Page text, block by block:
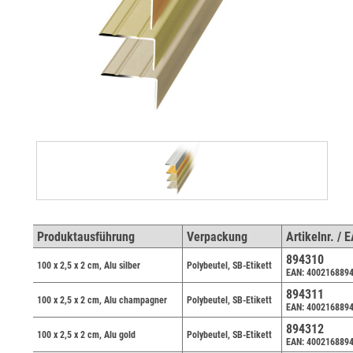
Produktausführung Verpackung Artikelnr. /
100 x 2,5 x 2 cm, Alu silber Polybeutel, SB-Etikett 894310
EAN:
100 x 2,5 x 2 cm, Alu champagner Polybeutel, SB-Etikett 894311
EAN:
100 x 2,5 x 2 cm, Alu gold Polybeutel, SB-Etikett 894312
EAN: